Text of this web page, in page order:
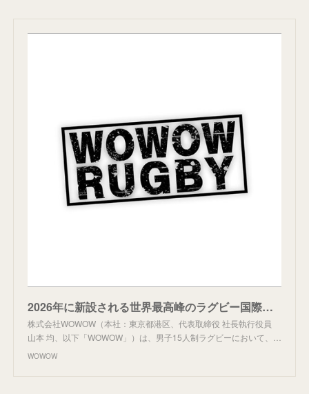
2026年に新設される世界最高峰のラグビー国際大会 「ネーションズチャンピオンシップ」 がWOWOWにて放送・配信決定 | ニュース | 株式会社WOWOW
株式会社WOWOW（本社：東京都港区、代表取締役 社長執行役員
⼭本 均、以下「WOWOW」）は、男子15人制ラグビーにおいて、…
WOWOW